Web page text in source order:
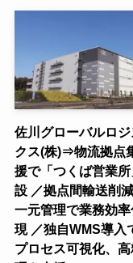
佐川グローバルロジ
クス(株)⇒物流拠点
援で「つくば営業所
設 ／拠点間輸送削
一元管理で業務効
現 ／独自WMS導入
プロセス可視化、